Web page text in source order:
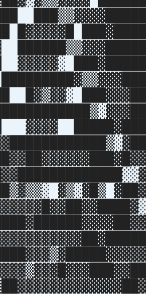
█▓▓▓▓▓█
▓▓▓▓▓░
█▓▒▓▓░
▓▓▓▓
▓▒░▓█▒